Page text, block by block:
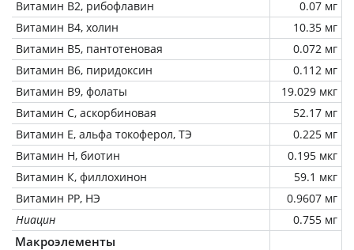
Витамин В2, рибофлавин
0.07 мг
Витамин В4, холин
10.35 мг
Витамин В5, пантотеновая
0.072 мг
Витамин В6, пиридоксин
0.112 мг
Витамин В9, фолаты
19.029 мкг
Витамин C, аскорбиновая
52.17 мг
Витамин Е, альфа токоферол, ТЭ
0.225 мг
Витамин Н, биотин
0.195 мкг
Витамин К, филлохинон
59.1 мкг
Витамин РР, НЭ
0.9607 мг
Ниацин
0.755 мг
Макроэлементы